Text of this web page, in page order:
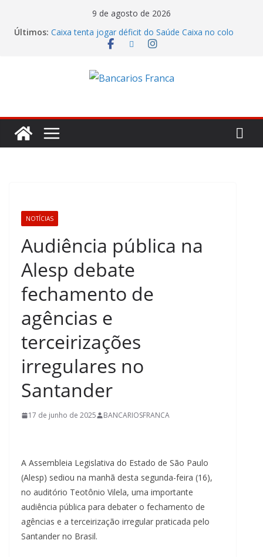
9 de agosto de 2026
Últimos: Caixa tenta jogar déficit do Saúde Caixa no colo
dos empregados e enfrenta rejeição na mesa
7,05 bilhões no segundo trimestre
Itaú atende cobrança da CONTEC e garante
de R$ 275 milhões
Banco do Brasil trava debate econômico e
condiciona avanços à decisão da Fenaban
NOTÍCIAS
Audiência pública na
Alesp debate
fechamento de
agências e
terceirizações
irregulares no
Santander
17 de junho de 2025 BANCARIOSFRANCA
A Assembleia Legislativa do Estado de São Paulo
(Alesp) sediou na manhã desta segunda-feira (16),
no auditório Teotônio Vilela, uma importante
audiência pública para debater o fechamento de
agências e a terceirização irregular praticada pelo
Santander no Brasil.